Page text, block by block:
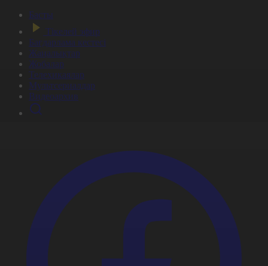
Басты
Тікелей эфир
Бағдарлама кестесі
Жаңалықтар
Жобалар
Телехикаялар
Мультсериалдар
Видеоархив